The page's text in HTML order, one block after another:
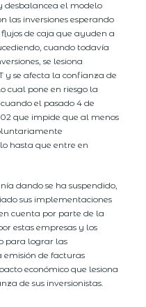
desbalancea el modelo
las inversiones esperando
de caja que ayuden a
cuando todavía
se lesiona
y se afecta la confianza de
cual pone en riesgo la
el pasado 4 de
que impide que al menos
hasta que entre en
dando se ha suspendido,
sus implementaciones
cuenta por parte de la
estas empresas y los
para lograr las
emisión de facturas
económico que lesiona
de sus inversionistas.